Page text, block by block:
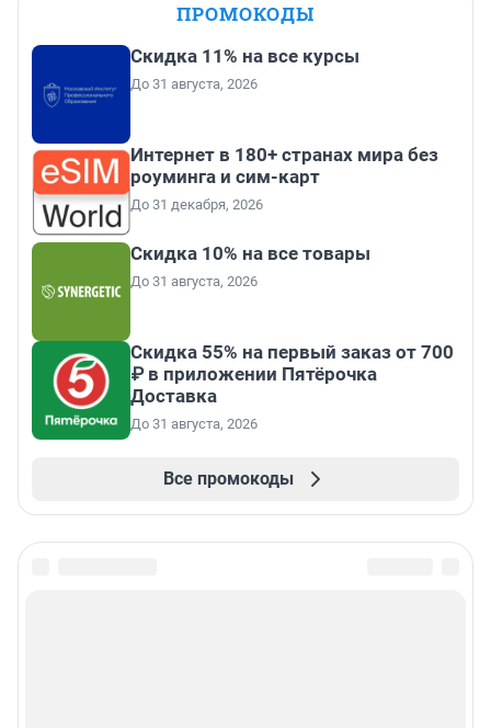
ПРОМОКОДЫ
Скидка 11% на все курсы
До 31 августа, 2026
Интернет в 180+ странах мира без
роуминга и сим-карт
До 31 декабря, 2026
Скидка 10% на все товары
До 31 августа, 2026
Скидка 55% на первый заказ от 700
₽ в приложении Пятёрочка
Доставка
До 31 августа, 2026
Все промокоды